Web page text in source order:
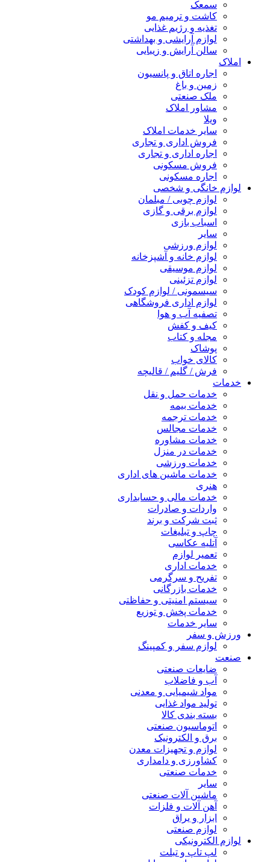
سمعک
کاشت و ترمیم مو
تغذیه و رژیم غذایی
لوازم آرایشی و بهداشتی
سالن آرایش و زیبایی
املاک
اجاره اتاق و پانسیون
زمین و باغ
ملک صنعتی
مشاور املاک
ویلا
سایر خدمات املاک
فروش اداری و تجاری
اجاره اداری و تجاری
فروش مسکونی
اجاره مسکونی
لوازم خانگی و شخصی
لوازم چوبی / مبلمان
لوازم برقی و گازی
اسباب بازی
سایر
لوازم ورزشی
لوازم خانه و آشپزخانه
لوازم موسیقی
لوازم تزئینی
سیسمونی / لوازم کودک
لوازم اداری فروشگاهی
تصفیه آب و هوا
کیف و کفش
مجله و کتاب
پوشاک
کالای خواب
فرش / گلیم / قالیچه
خدمات
خدمات حمل و نقل
خدمات بیمه
خدمات ترجمه
خدمات مجالس
خدمات مشاوره
خدمات در منزل
خدمات ورزشی
خدمات ماشین های اداری
هنری
خدمات مالی و حسابداری
واردات و صادرات
ثبت شرکت و برند
چاپ و تبلیغات
آتلیه عکاسی
تعمیر لوازم
خدمات اداری
تفریح و سرگرمی
خدمات بازرگانی
سیستم امنیتی و حفاظتی
خدمات پخش و توزیع
سایر خدمات
ورزش و سفر
لوازم سفر و کمپینگ
صنعت
ضایعات صنعتی
آب و فاضلاب
مواد شیمیایی و معدنی
تولید مواد غذایی
بسته بندی کالا
اتوماسیون صنعتی
برق و الکترونیک
لوازم و تجهیزات معدن
کشاورزی و دامداری
خدمات صنعتی
سایر
ماشین آلات صنعتی
آهن آلات و فلزات
ابزار و یراق
لوازم صنعتی
لوازم الکترونیکی
لپ تاپ و تبلت